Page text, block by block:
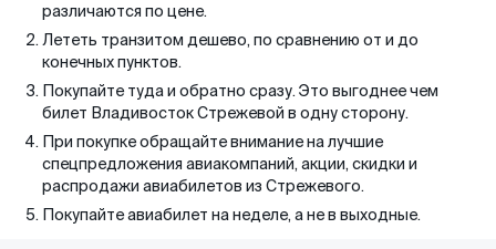
различаются по цене.
Лететь транзитом дешево, по сравнению от и до
конечных пунктов.
Покупайте туда и обратно сразу. Это выгоднее чем
билет Владивосток Стрежевой в одну сторону.
При покупке обращайте внимание на лучшие
спецпредложения авиакомпаний, акции, скидки и
распродажи авиабилетов из Стрежевого.
Покупайте авиабилет на неделе, а не в выходные.